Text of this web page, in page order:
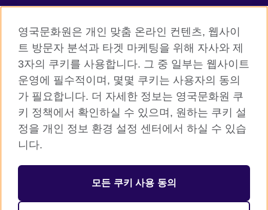
사이트맵
© 2026 British Council
The United Kingdom’s international organisation for cultural
relations and educational opportunities. A registered charity:
209131 (England and Wales) SC037733 (Scotland)
서울시 중구 서소문로 11길 19 (정동 34-5 배재정동빌딩B동) 2층
주한영국문화원 (우) 04516
대표전화: 사무소 02 3702 0601 성인 어학원 1522 8006 어린이
영국문화원은 개인 맞춤 온라인 컨텐츠, 웹사이
트 방문자 분석과 타겟 마케팅을 위해 자사와 제
3자의 쿠키를 사용합니다. 그 중 일부는 웹사이트
운영에 필수적이며, 몇몇 쿠키는 사용자의 동의
가 필요합니다. 더 자세한 정보는 영국문화원 쿠
키 정책에서 확인하실 수 있으며, 원하는 쿠키 설
정을 개인 정보 환경 설정 센터에서 하실 수 있습
니다.
모든 쿠키 사용 동의